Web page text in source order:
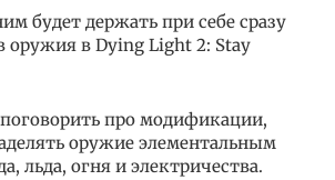
будет держать при себе сразу
оружия в Dying Light 2: Stay
про модификации,
оружие элементальным
льда, огня и электричества.